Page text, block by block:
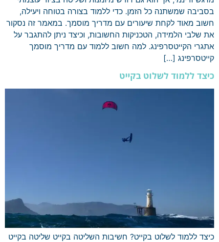
בסביבה שמשתנה כל הזמן. כדי ללמוד בצורה בטוחה ויעילה,
חשוב מאוד לקחת שיעורים עם מדריך מוסמך. במאמר זה נסקור
את שלבי הלמידה, הטכניקות החשובות, וכיצד ניתן להתגבר על
אתגרי הקייטסרפינג. למה חשוב ללמוד עם מדריך מוסמך
קייטסרפינג […]
כיצד ללמוד לשלוט בקייט
כיצד ללמוד לשלוט בקייט? חשיבות השליטה בקייט שליטה בקייט